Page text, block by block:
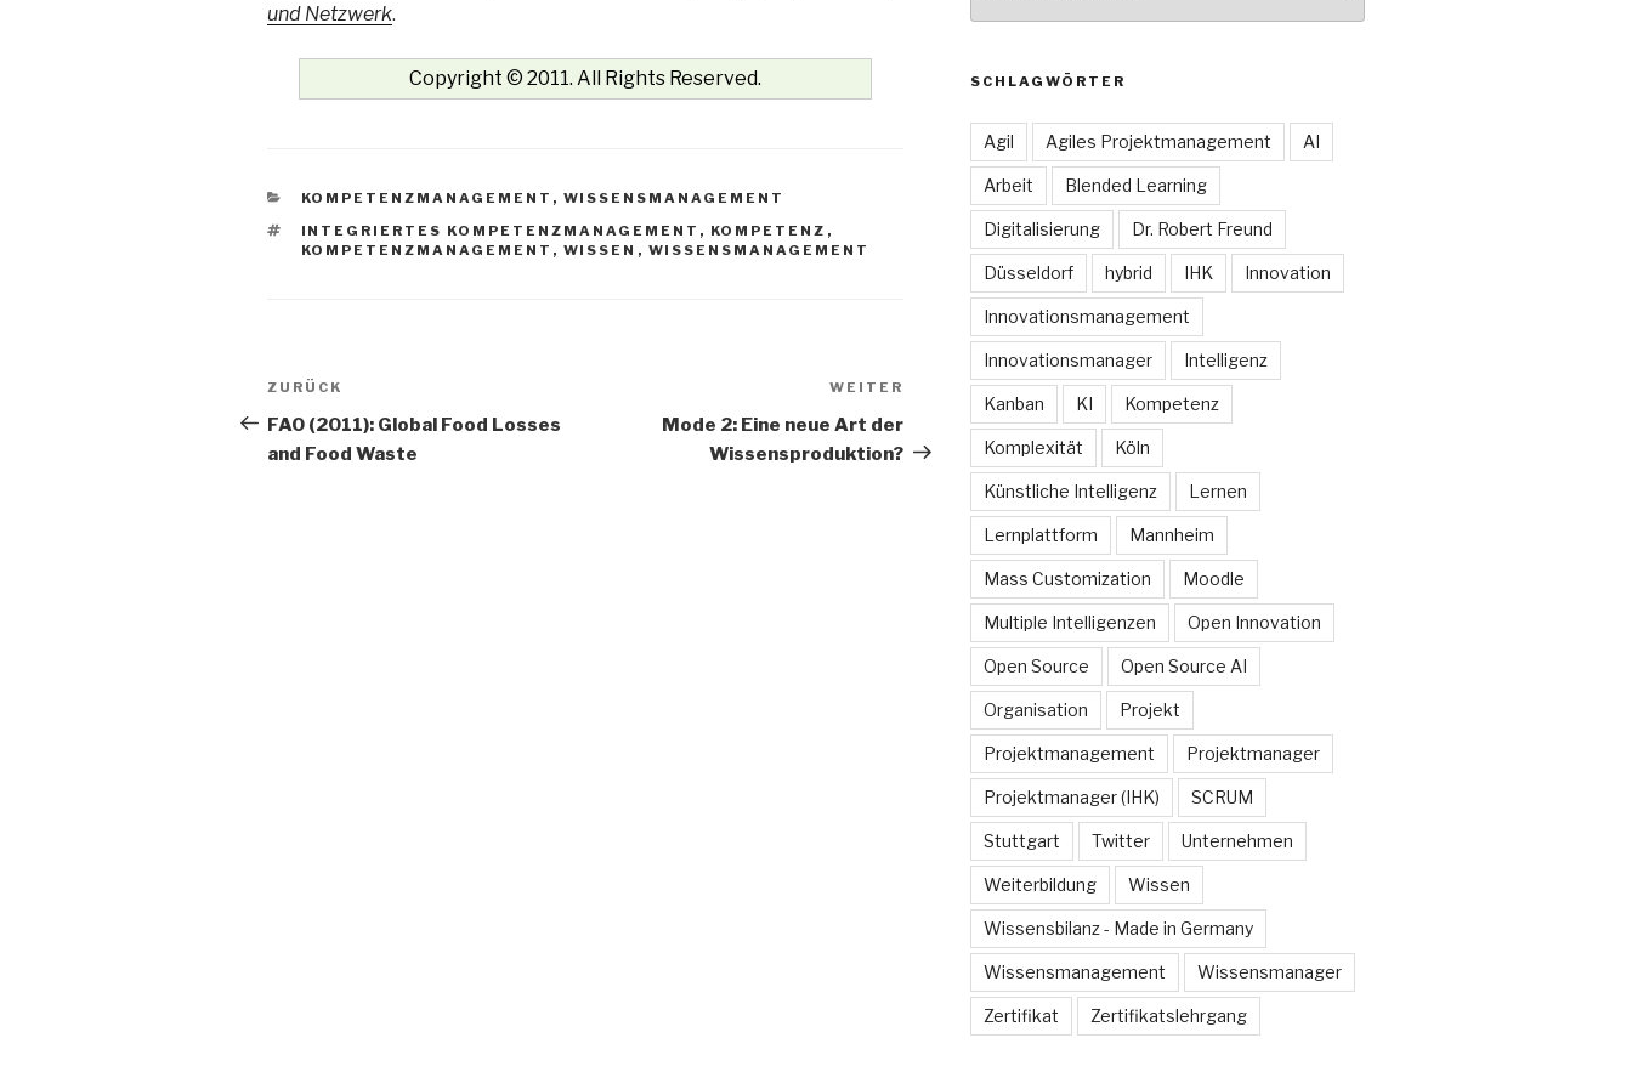
und Netzwerk.
Copyright © 2011. All Rights Reserved.
KATEGORIEN
KOMPETENZMANAGEMENT , WISSENSMANAGEMENT
SCHLAGWÖRTER
INTEGRIERTES KOMPETENZMANAGEMENT , KOMPETENZ ,
KOMPETENZMANAGEMENT , WISSEN , WISSENSMANAGEMENT
Beitrags-
Navigation
Vorheriger
Beitrag
ZURÜCK
FAO (2011): Global Food Losses
and Food Waste
Nächster
Beitrag
WEITER
Mode 2: Eine neue Art der
Wissensproduktion?
SCHLAGWÖRTER
Agil Agiles Projektmanagement AI
Arbeit Blended Learning
Digitalisierung Dr. Robert Freund
Düsseldorf hybrid IHK Innovation
Innovationsmanagement
Innovationsmanager Intelligenz
Kanban KI Kompetenz
Komplexität Köln
Künstliche Intelligenz Lernen
Lernplattform Mannheim
Mass Customization Moodle
Multiple Intelligenzen Open Innovation
Open Source Open Source AI
Organisation Projekt
Projektmanagement Projektmanager
Projektmanager (IHK) SCRUM
Stuttgart Twitter Unternehmen
Weiterbildung Wissen
Wissensbilanz - Made in Germany
Wissensmanagement Wissensmanager
Zertifikat Zertifikatslehrgang